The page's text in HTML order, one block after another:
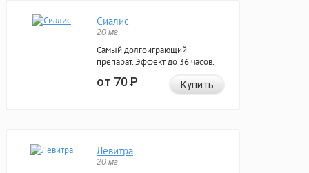
Сиалис
20 мг
Самый долгоиграющий
препарат. Эффект до 36 часов.
от 70Р Купить
Левитра
20 мг